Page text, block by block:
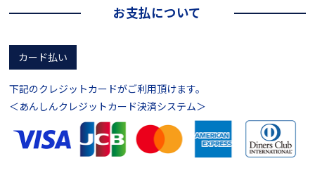
お支払について
カード払い
下記のクレジットカードがご利用頂けます。
＜あんしんクレジットカード決済システム＞